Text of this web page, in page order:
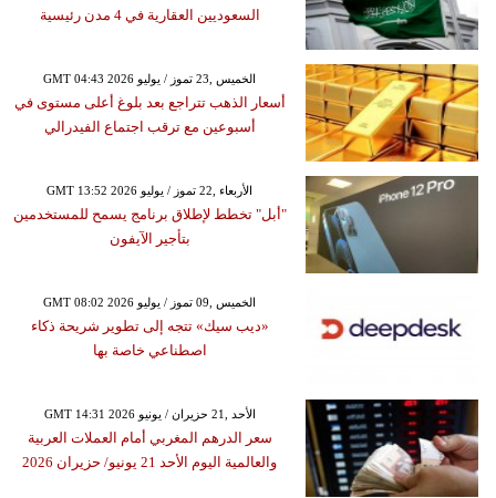
السعوديين العقارية في 4 مدن رئيسية
GMT 04:43 2026 الخميس ,23 تموز / يوليو
أسعار الذهب تتراجع بعد بلوغ أعلى مستوى في
أسبوعين مع ترقب اجتماع الفيدرالي
GMT 13:52 2026 الأربعاء ,22 تموز / يوليو
"أبل" تخطط لإطلاق برنامج يسمح للمستخدمين
بتأجير الآيفون
GMT 08:02 2026 الخميس ,09 تموز / يوليو
«ديب سيك» تتجه إلى تطوير شريحة ذكاء
اصطناعي خاصة بها
GMT 14:31 2026 الأحد ,21 حزيران / يونيو
سعر الدرهم المغربي أمام العملات العربية
والعالمية اليوم الأحد 21 يونيو/ حزيران 2026